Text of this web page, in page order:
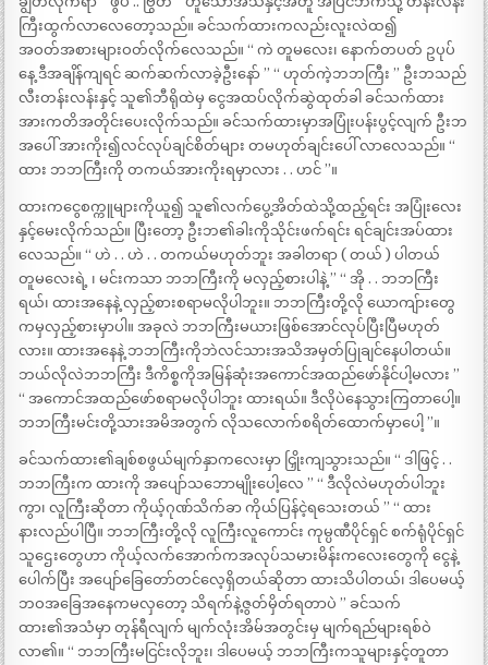
ကြီးထွက်လာလေတော့သည်။ ခင်သက်ထားကလည်းလူးလဲထ၍
အဝတ်အစားများဝတ်လိုက်လေသည်။ ‘‘ ကဲ တူမလေး၊ နောက်တပတ် ဥပုပ်
နေ့ ဒီအချိန်ကျရင် ဆက်ဆက်လာခဲ့ဦးနော် ’’ ‘‘ ဟုတ်ကဲ့ဘဘကြီး ’’ ဦးဘသည်
လီးတန်းလန်းနှင့် သူ၏ဘီရိုထဲမှ ငွေအထပ်လိုက်ဆွဲထုတ်ခါ ခင်သက်ထား
အားကတိအတိုင်းပေးလိုက်သည်။ ခင်သက်ထားမှာအပြုံးပန်းပွင့်လျက် ဦးဘ
အပေါ် အားကိုး၍လင်လုပ်ချင်စိတ်များ တမဟုတ်ချင်းပေါ် လာလေသည်။ ‘‘
ထား ဘဘကြီးကို တကယ်အားကိုးရမှာလား . . ဟင် ’’။
ထားကငွေစက္ကူများကိုယူ၍ သူ၏လက်ပွေ့အိတ်ထဲသို့ထည့်ရင်း အပြုံးလေး
နှင့်မေးလိုက်သည်။ ပြီးတော့ ဦးဘ၏ခါးကိုသိုင်းဖက်ရင်း ရင်ချင်းအပ်ထား
လေသည်။ ‘‘ ဟဲ . . ဟဲ . . တကယ်မဟုတ်ဘူး အခါတရာ ( တယ် ) ပါတယ်
တူမလေးရဲ့ ၊ မင်းကသာ ဘဘကြီးကို မလှည့်စားပါနဲ့ ’’ ‘‘ အို . . ဘဘကြီး
ရယ်၊ ထားအနေနဲ့ လှည့်စားစရာမလိုပါဘူး။ ဘဘကြီးတို့လို ယောကျ်ားတွေ
ကမှလှည့်စားမှာပါ။ အခုလဲ ဘဘကြီးမယားဖြစ်အောင်လုပ်ပြီးပြီမဟုတ်
လား။ ထားအနေနဲ့ ဘဘကြီးကိုဘဲလင်သားအသိအမှတ်ပြုချင်နေပါတယ်။
ဘယ်လိုလဲဘဘကြီး ဒီကိစ္စကိုအမြန်ဆုံးအကောင်အထည်ဖော်နိုင်ပါ့မလား ’’
‘‘ အကောင်အထည်ဖော်စရာမလိုပါဘူး ထားရယ်။ ဒီလိုပဲနေသွားကြတာပေါ့။
ဘဘကြီးမင်းတို့သားအမိအတွက် လိုသလောက်စရိတ်ထောက်မှာပေါ့ ’’။
ခင်သက်ထား၏ချစ်စဖွယ်မျက်နှာကလေးမှာ ငြှိုးကျသွားသည်။ ‘‘ ဒါဖြင့် . .
ဘဘကြီးက ထားကို အပျော်သဘောမျိုးပေါ့လေ ’’ ‘‘ ဒီလိုလဲမဟုတ်ပါဘူး
ကွာ၊ လူကြီးဆိုတာ ကိုယ့်ဂုဏ်သိက်ခာ ကိုယ်ပြန်ငဲ့ရသေးတယ် ’’ ‘‘ ထား
နားလည်ပါပြီ။ ဘဘကြီးတို့လို လူကြီးလူကောင်း ကုမ္ပဏီပိုင်ရှင် စက်ရုံပိုင်ရှင်
သူဌေးတွေဟာ ကိုယ့်လက်အောက်ကအလုပ်သမားမိန်းကလေးတွေကို ငွေနဲ့
ပေါက်ပြီး အပျော်ခြေတော်တင်လေ့ရှိတယ်ဆိုတာ ထားသိပါတယ်၊ ဒါပေမယ့်
ဘဝအခြေအနေကမလှတော့ သိရက်နဲ့ဇွတ်မှိတ်ရတာပဲ ’’ ခင်သက်
ထား၏အသံမှာ တုန်ရီလျက် မျက်လုံးအိမ်အတွင်းမှ မျက်ရည်များရစ်ဝဲ
လာ၏။ ‘‘ ဘဘကြီးမငြင်းလိုဘူး၊ ဒါပေမယ့် ဘဘကြီးကသူများနှင့်တူတာ